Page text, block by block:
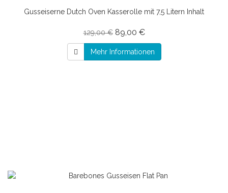
Gusseiserne Dutch Oven Kasserolle mit 7,5 Litern Inhalt
129,00 € 89,00 €
Mehr Informationen